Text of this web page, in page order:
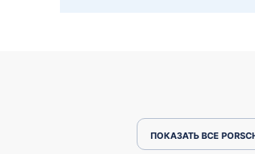
ПОКАЗАТЬ ВСЕ